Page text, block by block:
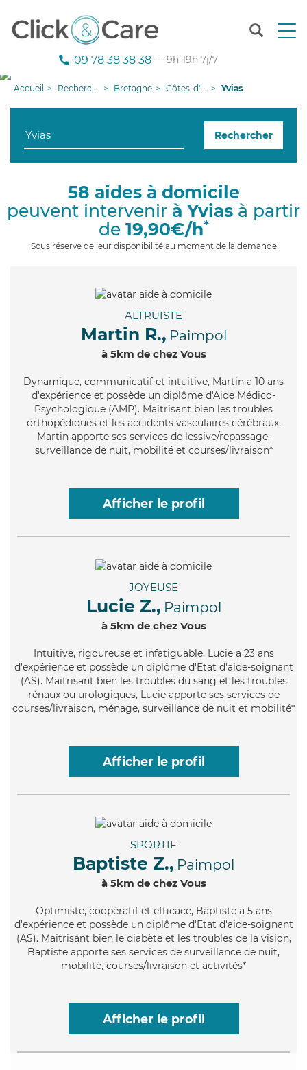
T
n
g
i
09 78 38 38 38 — 9h-19h 7j/7
Accueil Recherche aide à domicile Bretagne Côtes-d'armor Yvias
Rechercher
58 aides à domicile
peuvent intervenir à Yvias à partir
de 19,90€/h*
Sous réserve de leur disponibilité au moment de la demande
ALTRUISTE
Martin R., Paimpol
à 5km de chez Vous
Dynamique, communicatif et intuitive, Martin a 10 ans
d'expérience et possède un diplôme d'Aide Médico-
Psychologique (AMP). Maitrisant bien les troubles
orthopédiques et les accidents vasculaires cérébraux,
Martin apporte ses services de lessive/repassage,
surveillance de nuit, mobilité et courses/livraison*
Afficher le profil
JOYEUSE
Lucie Z., Paimpol
à 5km de chez Vous
Intuitive, rigoureuse et infatiguable, Lucie a 23 ans
d'expérience et possède un diplôme d'Etat d'aide-soignant
(AS). Maitrisant bien les troubles du sang et les troubles
rénaux ou urologiques, Lucie apporte ses services de
courses/livraison, ménage, surveillance de nuit et mobilité*
Afficher le profil
SPORTIF
Baptiste Z., Paimpol
à 5km de chez Vous
Optimiste, coopératif et efficace, Baptiste a 5 ans
d'expérience et possède un diplôme d'Etat d'aide-soignant
(AS). Maitrisant bien le diabète et les troubles de la vision,
Baptiste apporte ses services de surveillance de nuit,
mobilité, courses/livraison et activités*
Afficher le profil